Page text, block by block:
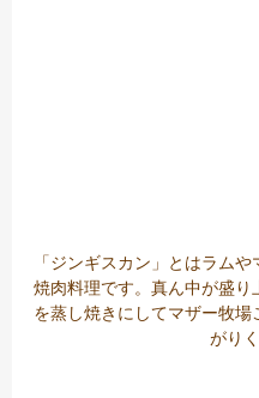
「ジンギスカン」とはラム
焼肉料理です。真ん中が盛
を蒸し焼きにしてマザー牧
がり